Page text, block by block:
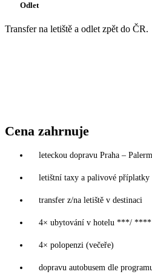
Odlet
Transfer na letiště a odlet zpět do ČR.
Cena zahrnuje
leteckou dopravu Praha –
letištní taxy a palivové příplatky
transfer z/na letiště v destinaci
4× ubytování v hotelu ***/ ****
4× polopenzi (večeře)
dopravu autobusem dle